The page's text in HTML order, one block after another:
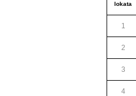
lokata
1
2
3
4